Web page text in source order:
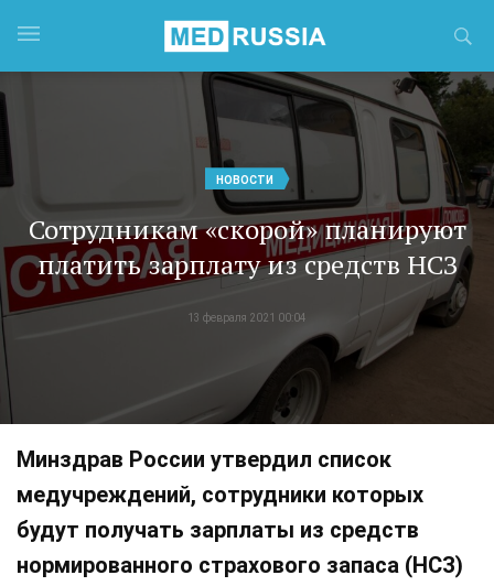
НОВОСТИ
Сотрудникам «скорой» планируют
платить зарплату из средств НСЗ
13 февраля 2021 00:04
Минздрав России утвердил список
медучреждений, сотрудники которых
будут получать зарплаты из средств
нормированного страхового запаса (НСЗ)